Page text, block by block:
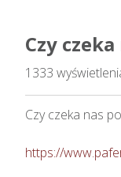
Czy
1333
Czy czeka nas
https://